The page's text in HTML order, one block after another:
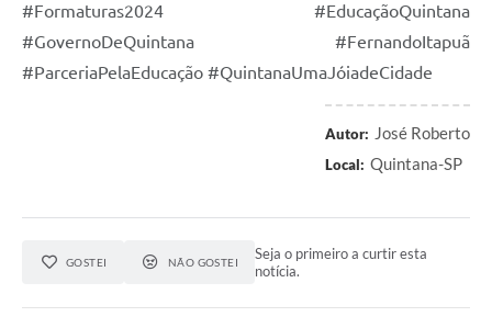
#Formaturas2024 #EducaçãoQuintana
#GovernoDeQuintana #FernandoItapuã
#ParceriaPelaEducação #QuintanaUmaJóiadeCidade
Autor: José Roberto
Local: Quintana-SP
GOSTEI NÃO GOSTEI
Seja o primeiro a curtir esta
notícia.